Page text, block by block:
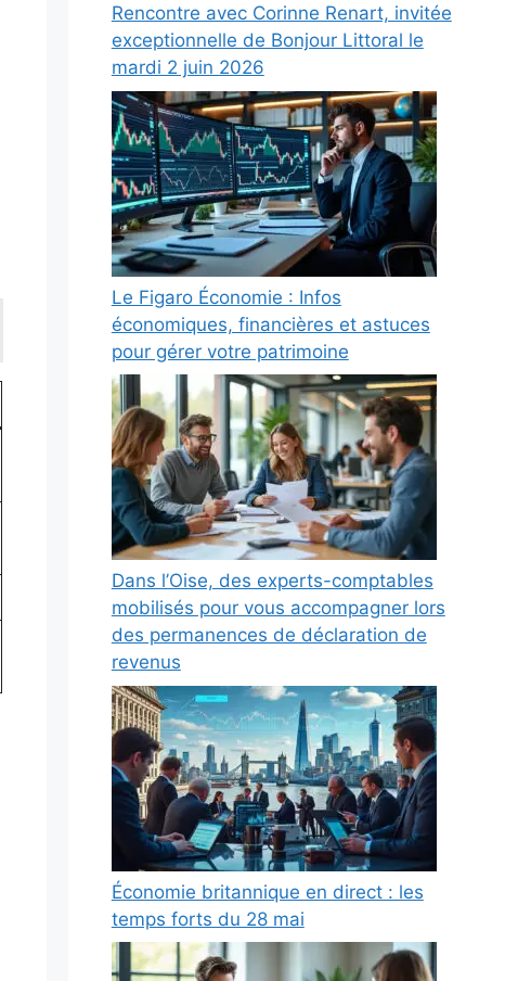
Rencontre avec Corinne Renart, invitée
exceptionnelle de Bonjour Littoral le
mardi 2 juin 2026
Le Figaro Économie : Infos
économiques, financières et astuces
pour gérer votre patrimoine
Dans l’Oise, des experts-comptables
mobilisés pour vous accompagner lors
des permanences de déclaration de
revenus
Économie britannique en direct : les
temps forts du 28 mai